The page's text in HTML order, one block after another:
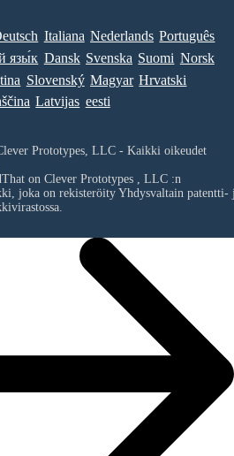
Italiana Nederlands Português
язы́к Dansk Svenska Suomi Norsk
Slovenský Magyar Hrvatski
Latvijas eesti
Prototypes, LLC - Kaikki oikeudet
on Clever Prototypes , LLC:n
joka on rekisteröity Yhdysvaltain patentti-